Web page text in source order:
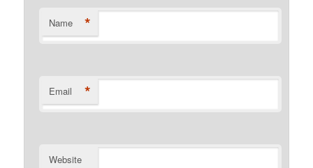
Name *
Email *
Website